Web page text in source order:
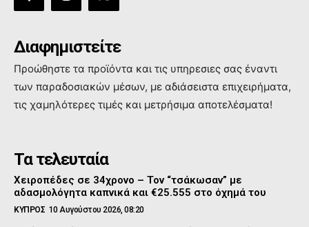
Διαφημιστείτε
Προώθηστε τα προϊόντα και τις υπηρεσιες σας έναντι
των παραδοσιακών μέσων, με αδιάσειστα επιχειρήματα,
τις χαμηλότερες τιμές και μετρήσιμα αποτελέσματα!
Τα τελευταία
Χειροπέδες σε 34χρονο – Τον “τσάκωσαν” με
αδασμολόγητα καπνικά και €25.555 στο όχημά του
ΚΥΠΡΟΣ 10 Αυγούστου 2026, 08:20